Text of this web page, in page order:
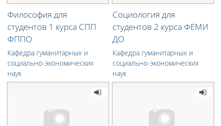
Философия для
студентов 1 курса СПП
ФППО
Кафедра гуманитарных и
социально-экономических
наук
Социология для
студентов 2 курса ФЕМИ
ДО
Кафедра гуманитарных и
социально-экономических
наук